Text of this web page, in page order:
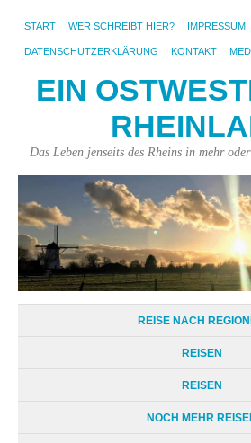
START WER SCHREIBT HIER? IMPRESSUM
DATENSCHUTZERKLÄRUNG KONTAKT
EIN
Das Leben jenseits des Rheins in mehr
REISE NACH
REISEN
REISEN
NOCH MEHR